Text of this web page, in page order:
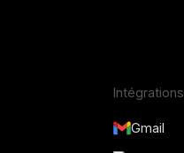
Intégrations
Gmail